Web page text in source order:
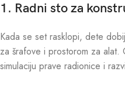
1. Radni sto za
Kada se set rasklopi, dete
za šrafove i prostorom za
simulaciju prave radionice i